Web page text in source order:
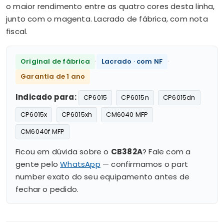
o maior rendimento entre as quatro cores desta linha,
junto com o magenta. Lacrado de fábrica, com nota
fiscal.
Original de fábrica · Lacrado · com NF ·
Garantia de 1 ano
Indicado para: CP6015 CP6015n
CP6015dn
CP6015x
CP6015xh
CM6040 MFP
CM6040f MFP
Ficou em dúvida sobre o CB382A? Fale com a
gente peloWhatsApp — confirmamos o part
number exato do seu equipamento antes de
fechar o pedido.